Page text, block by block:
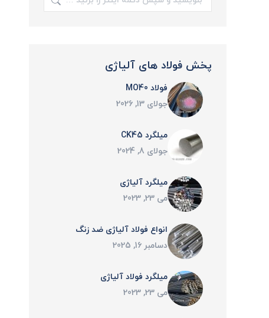
پخش فولاد های آلیاژی
فولاد MO40
جولای 13, 2026
میلگرد CK45
جولای 8, 2024
میلگرد آلیاژی
می 23, 2023
انواع فولاد آلیاژی ضد زنگ
دسامبر 16, 2025
میلگرد فولاد آلیاژی
می 23, 2023